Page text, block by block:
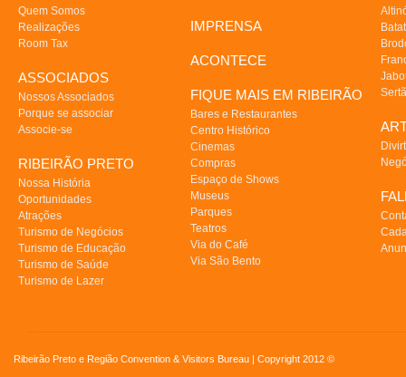
Quem Somos
Realizações
Room Tax
ASSOCIADOS
Nossos Associados
Porque se associar
Associe-se
RIBEIRÃO PRETO
Nossa História
Oportunidades
Atrações
Turismo de Negócios
Turismo de Educação
Turismo de Saúde
Turismo de Lazer
IMPRENSA
ACONTECE
FIQUE MAIS EM RIBEIRÃO
Bares e Restaurantes
Centro Histórico
Cinemas
Compras
Espaço de Shows
Museus
Parques
Teatros
Via do Café
Via São Bento
Ribeirão Preto e Região Convention & Visitors Bureau | Copyright 2012 ©